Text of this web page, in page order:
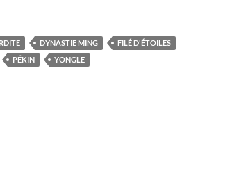
DYNASTIE MING
FILÉ D'ÉTOILES
PÉKIN YONGLE